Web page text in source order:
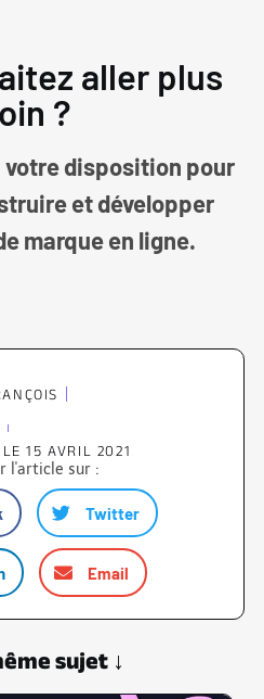
aller plus
?
votre disposition pour
et développer
marque en ligne.
15 AVRIL 2021
l'article sur :
Twitter
Email
sujet ↓